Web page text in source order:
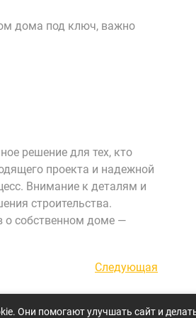
дома под ключ, важно
решение для тех, кто
проекта и надежной
Внимание к деталям и
строительства.
о собственном доме —
Следующая
Следующая
Они помогают улучшать сайт и